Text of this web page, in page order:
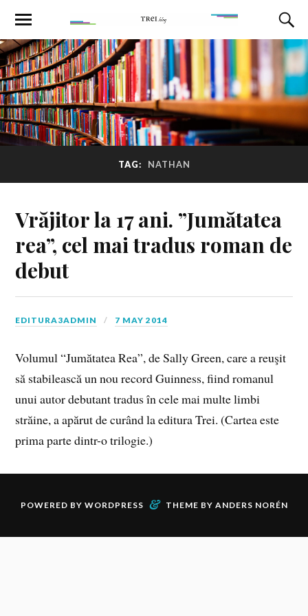
TAG: NATHAN
Vrăjitor la 17 ani. ”Jumătatea
rea”, cel mai tradus roman de
debut
EDITURA3ADMIN 7 MAY 2014
Volumul “Jumătatea Rea”, de Sally Green, care a reuşit
să stabilească un nou record Guinness, fiind romanul
unui autor debutant tradus în cele mai multe limbi
străine, a apărut de curând la editura Trei. (Cartea este
prima parte dintr-o trilogie.)
POWERED BY WORDPRESS & THEME BY ANDERS NORÉN